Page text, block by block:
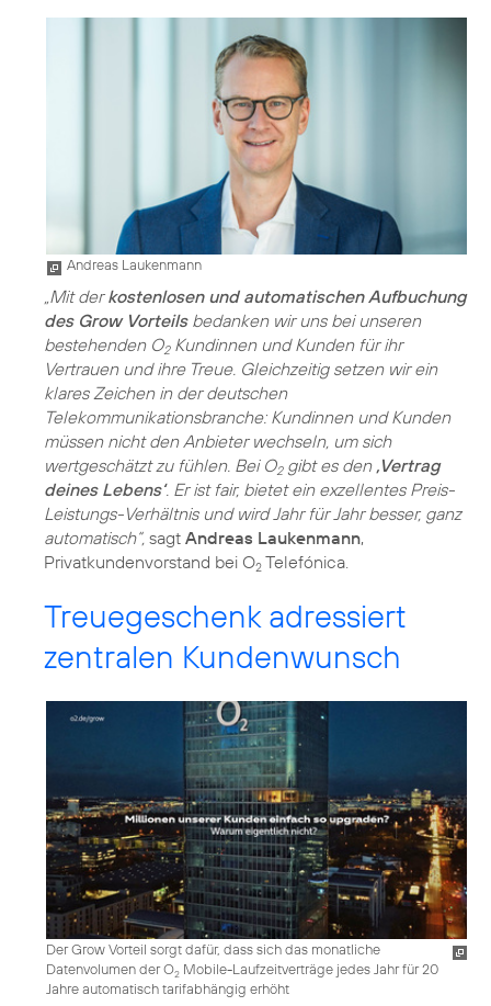
Andreas Laukenmann
„Mit derkostenlosen und automatischen Aufbuchung
des Grow Vorteilsbedanken wir uns bei unseren
bestehenden O2Kundinnen und Kunden für ihr
Vertrauen und ihre Treue. Gleichzeitig setzen wir ein
klares Zeichen in der deutschen
Telekommunikationsbranche: Kundinnen und Kunden
müssen nicht den Anbieter wechseln, um sich
wertgeschätzt zu fühlen. Bei O2gibt es den ‚Vertrag
deines Lebens‘. Er ist fair, bietet ein exzellentes Preis-
Leistungs-Verhältnis und wird Jahr für Jahr besser, ganz
automatisch“, sagt Andreas Laukenmann,
Privatkundenvorstand bei O2 Telefónica.
Treuegeschenk adressiert
zentralen Kundenwunsch
Der Grow Vorteil sorgt dafür, dass sich das monatliche
Datenvolumen der O2 Mobile-Laufzeitverträge jedes Jahr für 20
Jahre automatisch tarifabhängig erhöht